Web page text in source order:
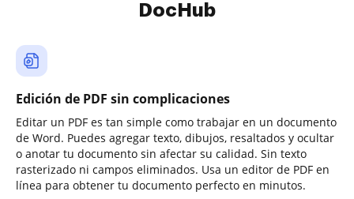
DocHub
Edición de PDF sin complicaciones
Editar un PDF es tan simple como trabajar en un documento
de Word. Puedes agregar texto, dibujos, resaltados y ocultar
o anotar tu documento sin afectar su calidad. Sin texto
rasterizado ni campos eliminados. Usa un editor de PDF en
línea para obtener tu documento perfecto en minutos.